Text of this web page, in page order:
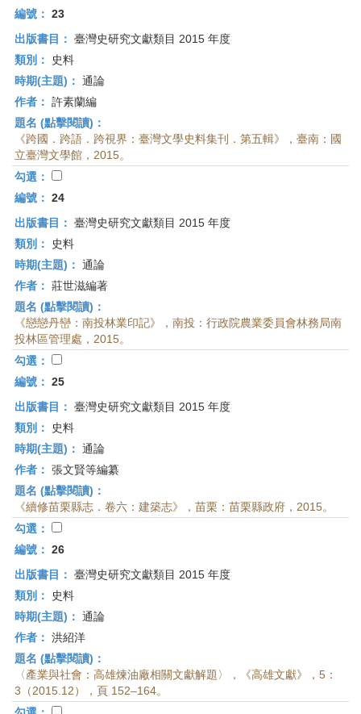
編號： 23
出版書目： 臺灣史研究文獻類目 2015 年度
類別：
史料
時期(主題)： 通論
作者： 許素蘭編
題名 (點擊閱讀)：
《跨國．跨語．跨視界：臺灣文學史料集刊．第五輯》，臺南：國
立臺灣文學館，2015。
勾選：
編號： 24
出版書目： 臺灣史研究文獻類目 2015 年度
類別：
史料
時期(主題)： 通論
作者： 莊世滋編著
題名 (點擊閱讀)：
《戀戀丹巒：南投林業印記》，南投：行政院農業委員會林務局南
投林區管理處，2015。
勾選：
編號： 25
出版書目： 臺灣史研究文獻類目 2015 年度
類別：
史料
時期(主題)： 通論
作者： 張文賢等編纂
題名 (點擊閱讀)：
《續修苗栗縣志．卷六：建築志》，苗栗：苗栗縣政府，2015。
勾選：
編號： 26
出版書目： 臺灣史研究文獻類目 2015 年度
類別：
史料
時期(主題)： 通論
作者： 洪紹洋
題名 (點擊閱讀)：
〈產業與社會：高雄煉油廠相關文獻解題〉，《高雄文獻》，5：
3（2015.12），頁 152–164。